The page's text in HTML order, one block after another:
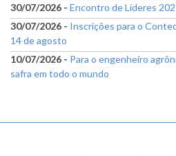
30/07/2026 - Encontro de Líderes
30/07/2026 - Inscrições para o
14 de agosto
10/07/2026 - Para o engenheiro
safra em todo o mundo